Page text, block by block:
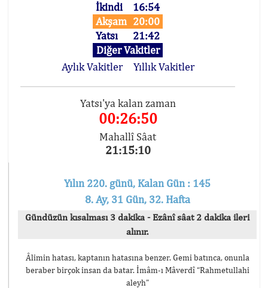
İkindi
16:54
Akşam 20:00
Yatsı
21:42
Diğer Vakitler
Aylık Vakitler
Yıllık Vakitler
Yatsı'ya kalan zaman
00:26:49
Mahallî Sâat
21:15:11
Yılın 220. günü, Kalan Gün : 145
8. Ay, 31 Gün, 32. Hafta
Gündüzün kısalması 3 dakika - Ezânî sâat 2 dakika ileri
alınır.
Âlimin hatası, kaptanın hatasına benzer. Gemi batınca, onunla
beraber birçok insan da batar. İmâm-ı Mâverdî “Rahmetullahi
aleyh”